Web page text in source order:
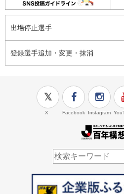
出場停止選手
登録選手追加・変更・抹消
X Facebook Instagram